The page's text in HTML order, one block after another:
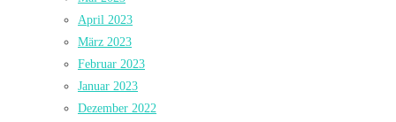
April 2023
März 2023
Februar 2023
Januar 2023
Dezember 2022